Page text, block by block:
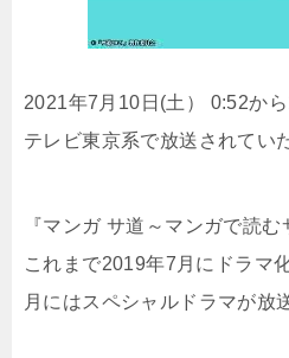
2021年7月10日(土） 0:52か
テレビ東京系で放送されてい
『マンガ サ道～マンガで読む
これまで2019年7月にドラマ
月にはスペシャルドラマが放